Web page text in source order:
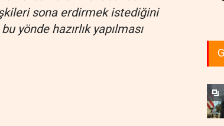
sona erdirmek istediğini
yönde hazırlık yapılması